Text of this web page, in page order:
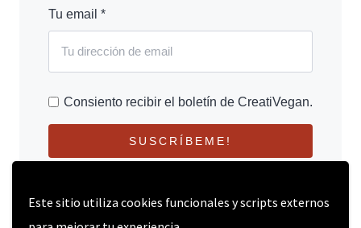
Este sitio utiliza cookies funcionales y scripts externos
Tu email *
Consiento recibir el boletín de CreatiVegan.
SUSCRÍBEME!